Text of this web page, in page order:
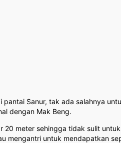
Sanur, tak ada salahnya
dengan Mak Beng.
meter sehingga tidak sulit
mengantri untuk mendapatkan